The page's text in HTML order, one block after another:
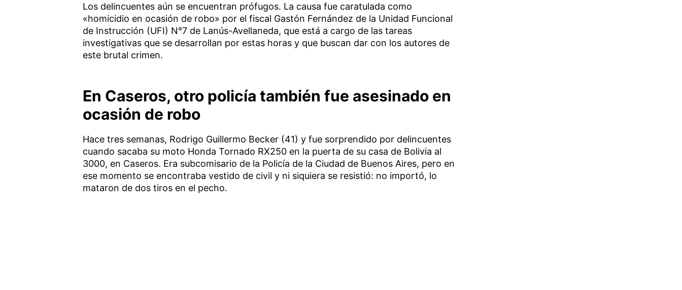
Los delincuentes aún se encuentran prófugos. La causa fue caratulada como
«homicidio en ocasión de robo» por el fiscal Gastón Fernández de la Unidad Funcional
de Instrucción (UFI) N°7 de Lanús-Avellaneda, que está a cargo de las tareas
investigativas que se desarrollan por estas horas y que buscan dar con los autores de
este brutal crimen.
En Caseros, otro policía también fue asesinado en
ocasión de robo
Hace tres semanas, Rodrigo Guillermo Becker (41) y fue sorprendido por delincuentes
cuando sacaba su moto Honda Tornado RX250 en la puerta de su casa de Bolivia al
3000, en Caseros. Era subcomisario de la Policía de la Ciudad de Buenos Aires, pero en
ese momento se encontraba vestido de civil y ni siquiera se resistió: no importó, lo
mataron de dos tiros en el pecho.